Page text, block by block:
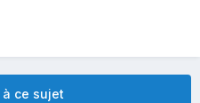
à ce sujet